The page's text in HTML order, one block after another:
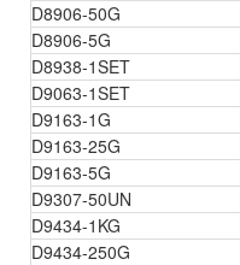
D8906-50G
D8906-5G
D8938-1SET
D9063-1SET
D9163-1G
D9163-25G
D9163-5G
D9307-50UN
D9434-1KG
D9434-250G